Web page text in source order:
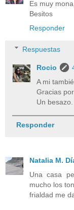
Es muy
Besitos
Responder
Respuestas
Rocio
A mi
Gracias
Un besazo.
Responder
Natalia M.
Una casa
mucho los
frialdad me